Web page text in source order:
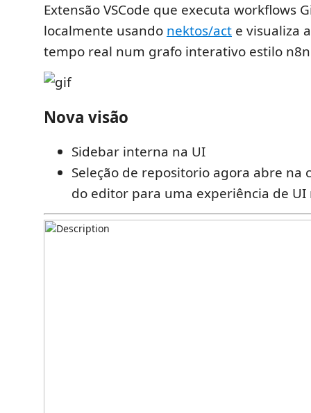
Extensão VSCode que executa workflows
localmente usando nektos/act e visualiza
tempo real num grafo interativo estilo
Nova visão
Sidebar interna na UI
Seleção de repositorio agora abre na
do editor para uma experiência de